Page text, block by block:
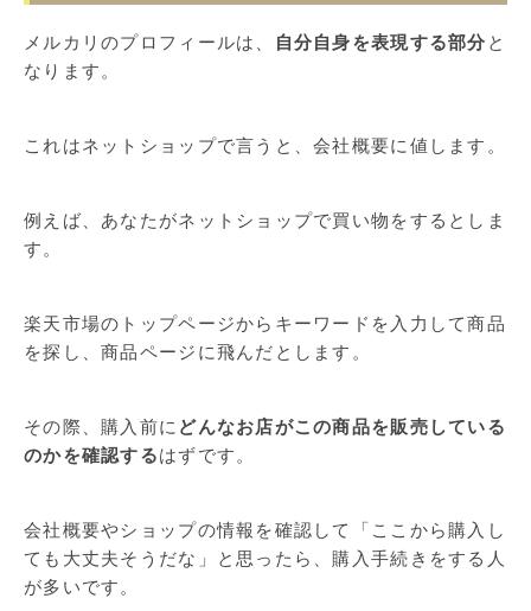
メルカリのプロフィールは、 自分自身を表現する部分と
なります。
これはネットショップで言うと、会社概要に値します。
例えば、あなたがネットショップで買い物をするとしま
す。
楽天市場のトップページからキーワードを入力して商品
を探し、商品ページに飛んだとします。
その際、購入前にどんなお店がこの商品を販売している
のかを確認するはずです。
会社概要やショップの情報を確認して「ここから購入し
ても大丈夫そうだな」と思ったら、購入手続きをする人
が多いです。